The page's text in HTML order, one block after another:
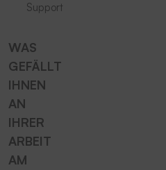
Support
WAS
GEFÄLLT
IHNEN
AN
IHRER
ARBEIT
AM